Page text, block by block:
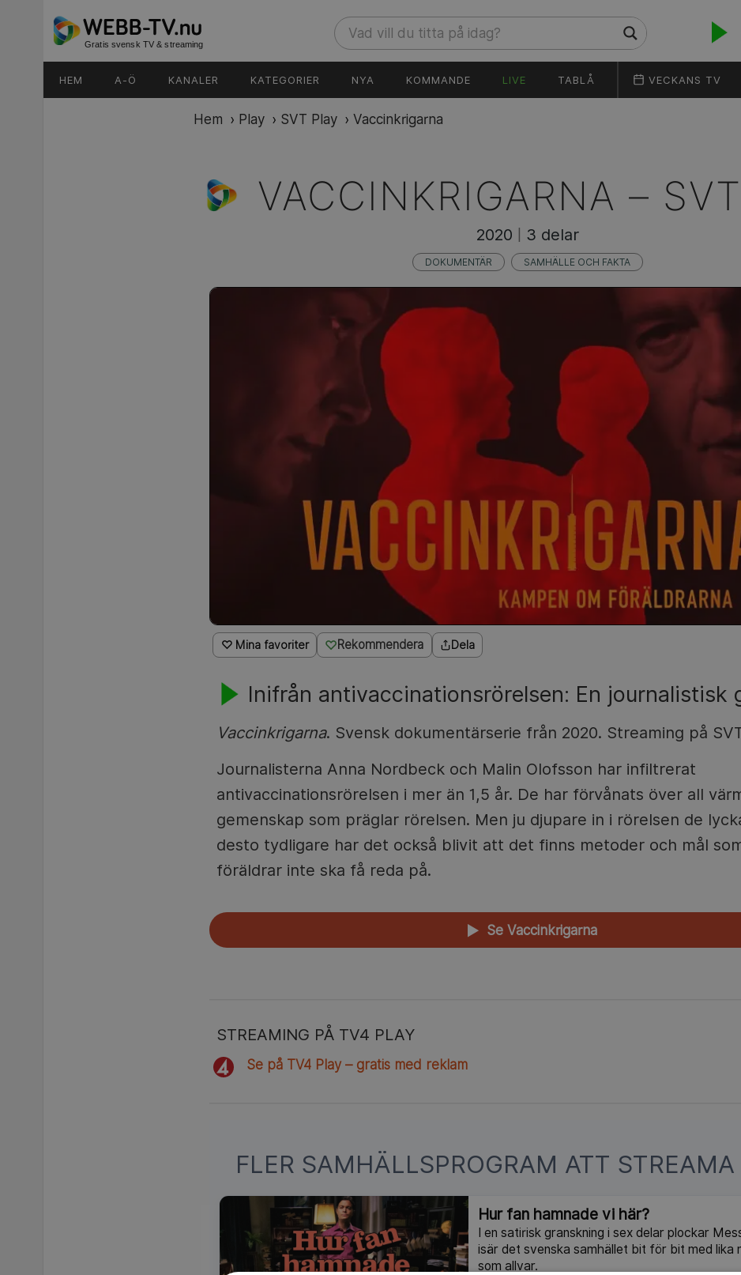
Gratis svensk TV & streaming
HEM A-Ö KANALER KATEGORIER NYA KOMMANDE LIVE TABLÅ VECKANS TV
Hem › Play › SVT Play › Vaccinkrigarna
VACCINKRIGARNA –
♡ Mina favoriter Rekommendera Dela
Inifrån antivaccinationsrörelsen: En journalistisk
Vaccinkrigarna. Svensk dokumentärserie från 2020. Streaming på
Journalisterna Anna Nordbeck och Malin Olofsson har infiltrerat
antivaccinationsrörelsen i mer än 1,5 år. De har förvånats över all
gemenskap som präglar rörelsen. Men ju djupare in i rörelsen de
desto tydligare har det också blivit att det finns metoder och mål
föräldrar inte ska få reda på.
▲ Se Vaccinkrigarna
STREAMING PÅ TV4 PLAY
Se på TV4 Play – gratis med reklam
2020 3 delar
DOKUMENTÄR SAMHÄLLE OCH FAKTA
FLER SAMHÄLLSPROGRAM ATT STREAMA
Hur fan hamnade vi här?
I en satirisk granskning i sex delar plockar
isär det svenska samhället bit för bit med lika
som allvar.